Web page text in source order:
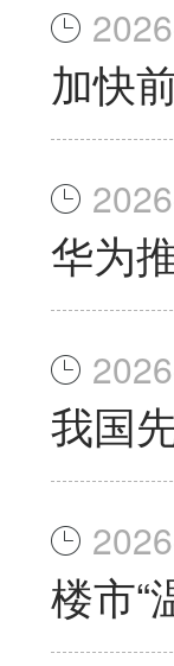
加快
华为
我国
楼市“